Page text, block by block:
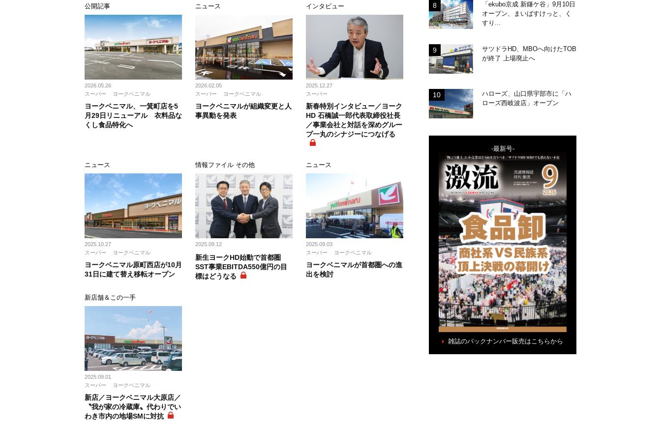
公開記事
2026.05.26
スーパー
ヨークベニマル
ヨークベニマル、一箕町店を5
月29日リニューアル 衣料品な
くし食品特化へ
ニュース
2026.02.05
スーパー
ヨークベニマル
ヨークベニマルが組織変更と人
事異動を発表
インタビュー
2025.12.27
スーパー
新春特別インタビュー／ヨーク
HD 石橋誠一郎代表取締役社長
／事業会社と対話を深めグルー
プ一丸のシナジーにつなげる
ニュース
2025.10.27
スーパー
ヨークベニマル
ヨークベニマル原町西店が10月
31日に建て替え移転オープン
情報ファイル その他
2025.09.12
新生ヨークHD始動で首都圏
SST事業EBITDA550億円の目
標はどうなる
ニュース
2025.09.03
スーパー
ヨークベニマル
ヨークベニマルが首都圏への進
出を検討
新店舗＆この一手
2025.09.01
スーパー
ヨークベニマル
新店／ヨークベニマル大原店／
〝我が家の冷蔵庫〟代わりでい
わき市内の地場SMに対抗
「ekubo京成 新鎌ケ谷」9月10日
オープン、まいばすけっと、く
すり...
サツドラHD、MBOへ向けたTOB
が終了 上場廃止へ
ハローズ、山口県宇部市に「ハ
ローズ西岐波店」オープン
-最新号-
雑誌のバックナンバー販売はこちらから